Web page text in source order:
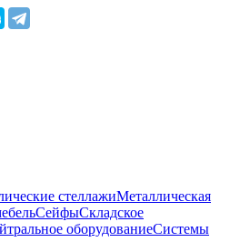
стеллажиМеталлическая
СейфыСкладское
оборудованиеСистемы